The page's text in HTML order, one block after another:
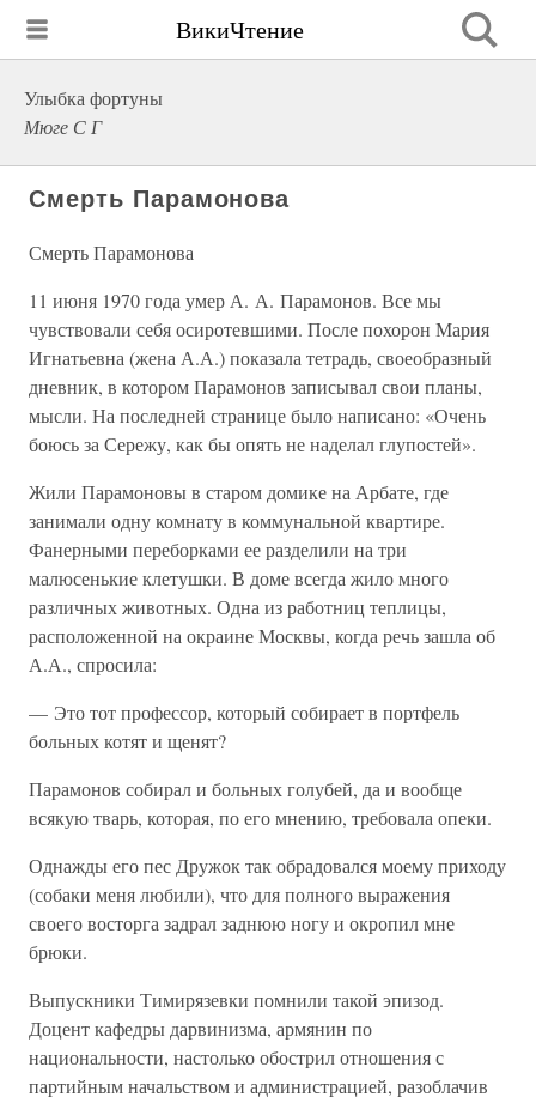
ВикиЧтение
Улыбка фортуны
Мюге С Г
Смерть Парамонова
Смерть Парамонова
11 июня 1970 года умер А. А. Парамонов. Все мы
чувствовали себя осиротевшими. После похорон Мария
Игнатьевна (жена А.А.) показала тетрадь, своеобразный
дневник, в котором Парамонов записывал свои планы,
мысли. На последней странице было написано: «Очень
боюсь за Сережу, как бы опять не наделал глупостей».
Жили Парамоновы в старом домике на Арбате, где
занимали одну комнату в коммунальной квартире.
Фанерными переборками ее разделили на три
малюсенькие клетушки. В доме всегда жило много
различных животных. Одна из работниц теплицы,
расположенной на окраине Москвы, когда речь зашла об
А.А., спросила:
— Это тот профессор, который собирает в портфель
больных котят и щенят?
Парамонов собирал и больных голубей, да и вообще
всякую тварь, которая, по его мнению, требовала опеки.
Однажды его пес Дружок так обрадовался моему приходу
(собаки меня любили), что для полного выражения
своего восторга задрал заднюю ногу и окропил мне
брюки.
Выпускники Тимирязевки помнили такой эпизод.
Доцент кафедры дарвинизма, армянин по
национальности, настолько обострил отношения с
партийным начальством и администрацией, разоблачив